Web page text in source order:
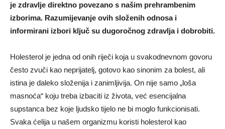
je zdravlje direktno povezano s našim prehrambenim
izborima. Razumijevanje ovih složenih odnosa i
informirani izbori ključ su dugoročnog zdravlja i dobrobiti.
Holesterol je jedna od onih riječi koja u svakodnevnom govoru
često zvuči kao neprijatelj, gotovo kao sinonim za bolest, ali
istina je daleko složenija i zanimljivija. On nije samo „loša
masnoća“ koju treba izbaciti iz života, već esencijalna
supstanca bez koje ljudsko tijelo ne bi moglo funkcionisati.
Svaka ćelija u našem organizmu koristi holesterol kao